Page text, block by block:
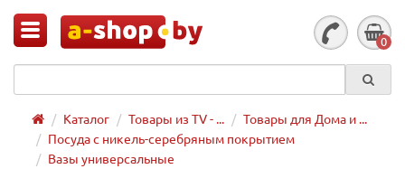
0
Каталог Товары из TV - ...
Товары для Дома и ...
Посуда с никель-серебряным покрытием
Вазы универсальные